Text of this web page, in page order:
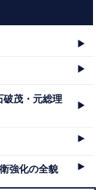
茂・元総理
強化の全貌